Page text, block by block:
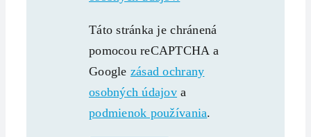
Táto stránka je chránená
pomocou reCAPTCHA a
Google zásad ochrany
osobných údajov a
podmienok používania.